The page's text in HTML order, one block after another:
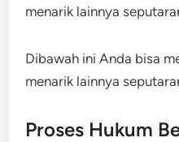
menarik lainnya
Dibawah ini Anda bisa
menarik lainnya
Proses Hukum